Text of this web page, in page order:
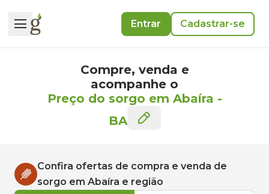
Entrar Cadastrar-se
Compre, venda e
acompanhe o
Preço do sorgo em Abaíra -
BA
Confira ofertas de compra e venda de
sorgo em Abaíra e região